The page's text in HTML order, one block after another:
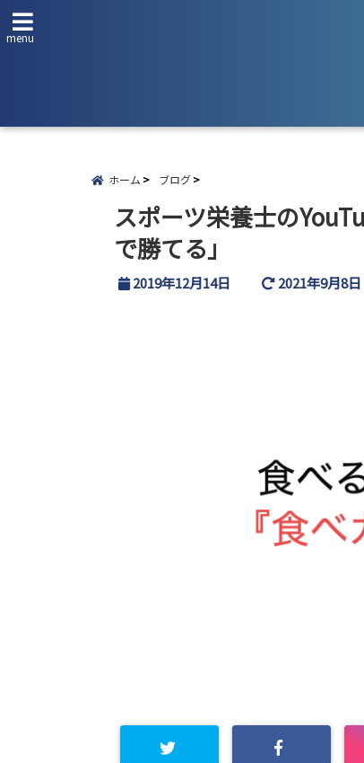
menu
ホーム ブログ
スポーツ栄養士の
で勝てる」
2019年12月14日 2021年9月8日